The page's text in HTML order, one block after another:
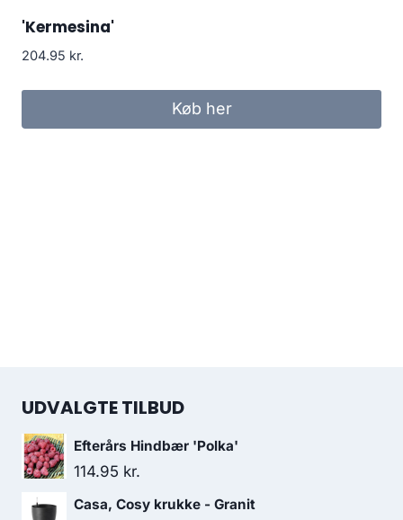
'Kermesina'
204.95 kr.
Køb her
UDVALGTE TILBUD
Efterårs Hindbær 'Polka'
114.95 kr.
Casa, Cosy krukke - Granit